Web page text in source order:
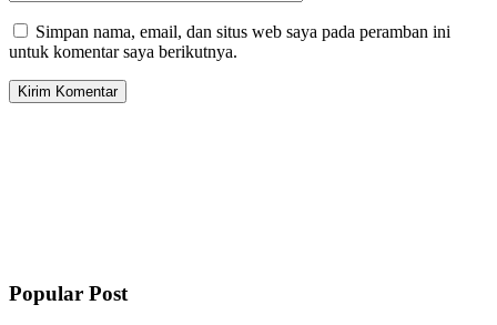
Simpan nama, email, dan situs web saya pada peramban ini
untuk komentar saya berikutnya.
Popular Post